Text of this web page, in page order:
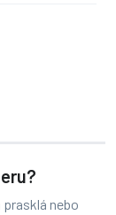
prasklá nebo